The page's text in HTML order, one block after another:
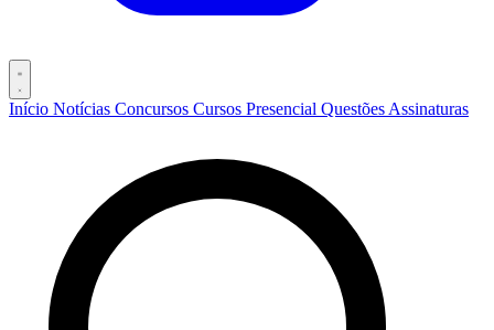
Início Notícias Concursos Cursos Presencial Questões Assinaturas